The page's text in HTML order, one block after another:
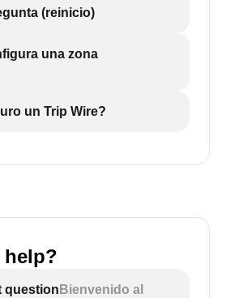
(reinicio)
una zona
un Trip Wire?
help?
question Bienvenido al